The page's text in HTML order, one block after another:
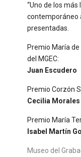
“Uno de los
contemporáneo
presentadas.
Premio María
del MGEC:
Juan Escudero
Premio Corzón
Cecilia Morales
Premio María
Isabel Martín
Museo del